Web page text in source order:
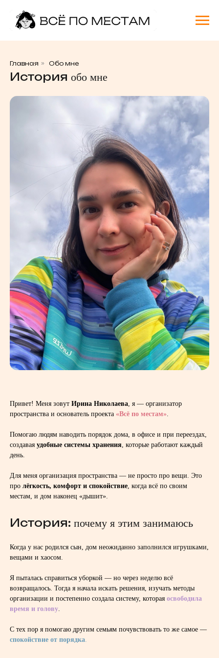
Главная » Обо мне
История обо мне
Привет! Меня зовут Ирина Николаева, я — организатор
пространства и основатель проекта «Всё по местам».
Помогаю людям наводить порядок дома, в офисе и при переездах,
создавая удобные системы хранения, которые работают каждый
день.
Для меня организация пространства — не просто про вещи. Это
про лёгкость, комфорт и спокойствие, когда всё по своим
местам, и дом наконец «дышит».
История: почему я этим занимаюсь
Когда у нас родился сын, дом неожиданно заполнился игрушками,
вещами и хаосом.
Я пыталась справиться уборкой — но через неделю всё
возвращалось. Тогда я начала искать решения, изучать методы
организации и постепенно создала систему, которая освободила
время и голову.
С тех пор я помогаю другим семьям почувствовать то же самое —
спокойствие от порядка.